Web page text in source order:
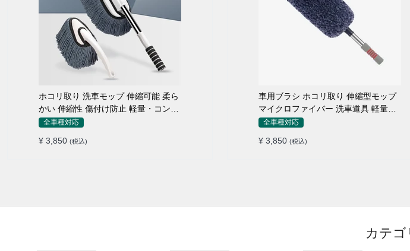
ホコリ取り 洗車モップ 伸縮可能 柔ら
かい 伸縮性 傷付け防止 軽量・コンパ
クト
全車種対応
¥ 3,850 (税込)
車用ブラシ ホコリ取り 伸縮型モップ
マイクロファイバー 洗車道具 軽量・
コンパクト
全車種対応
¥ 3,850 (税込)
カテゴ